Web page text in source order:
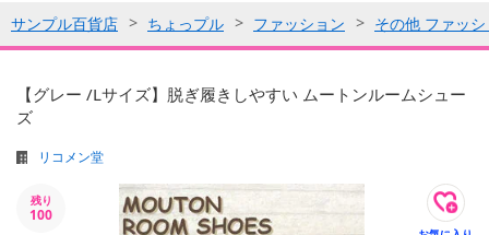
サンプル百貨店 ちょっプル ファッション その他 ファッ
【グレー /Lサイズ】脱ぎ履きしやすい ムートンルームシュー
ズ
リコメン堂
残り
100